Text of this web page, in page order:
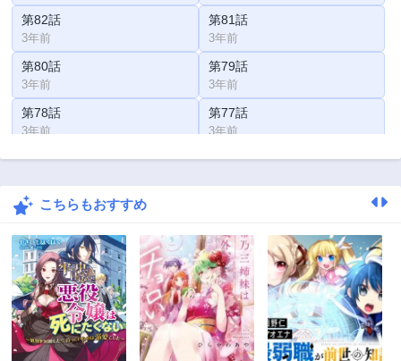
第82話
3年前
第81話
3年前
第80話
3年前
第79話
3年前
第78話
3年前
第77話
3年前
第76話 第75話
第74話
第72話
3年前
第71話
3年前
第70話
3年前
第69話
3年前
第68話 第67話
こちらもおすすめ